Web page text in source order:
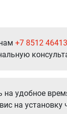
+7 8512
на удобное
на установку